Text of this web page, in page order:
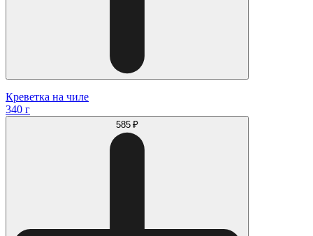
Креветка на чиле
340 г
585 ₽